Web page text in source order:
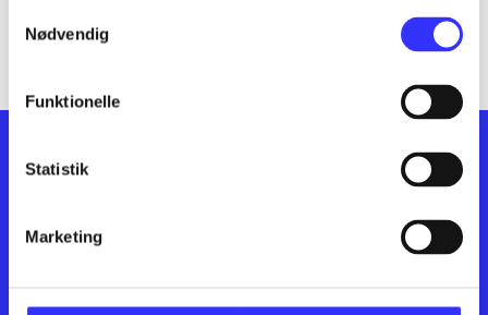
Nødvendig
Funktionelle
Statistik
Marketing
lorem ipsum dolor sit amet ...